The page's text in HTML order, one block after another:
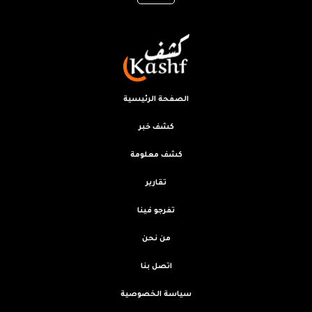
الصفحة الرئيسية
كشف خبر
كشف معلومة
تقارير
تفرجو فينا
من نحن
اتصل بنا
سياسة الخصوصية